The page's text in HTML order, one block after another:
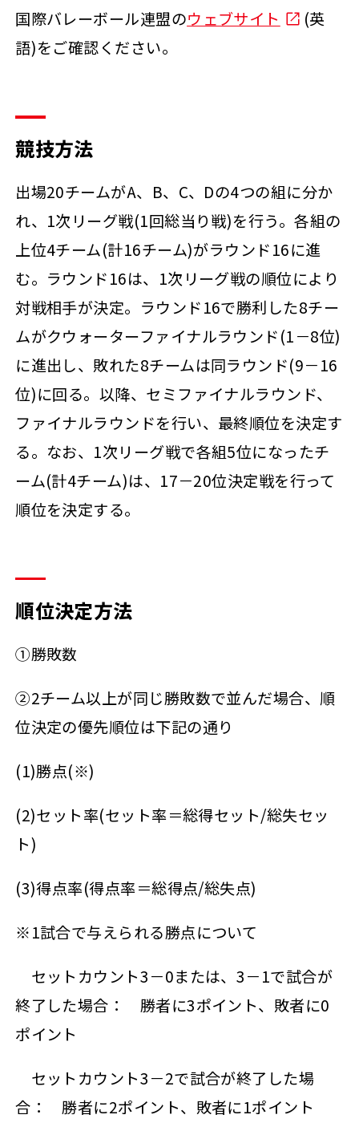
国際バレーボール連盟のウェブサイト
(英
語)をご確認ください。
競技方法
出場20チームがA、B、C、Dの4つの組に分か
れ、1次リーグ戦(1回総当り戦)を行う。各組の
上位4チーム(計16チーム)がラウンド16に進
む。ラウンド16は、1次リーグ戦の順位により
対戦相手が決定。ラウンド16で勝利した8チー
ムがクウォーターファイナルラウンド(1－8位)
に進出し、敗れた8チームは同ラウンド(9－16
位)に回る。以降、セミファイナルラウンド、
ファイナルラウンドを行い、最終順位を決定す
る。なお、1次リーグ戦で各組5位になったチ
ーム(計4チーム)は、17－20位決定戦を行って
順位を決定する。
順位決定方法
①勝敗数
②2チーム以上が同じ勝敗数で並んだ場合、順
位決定の優先順位は下記の通り
(1)勝点(※)
(2)セット率(セット率＝総得セット/総失セッ
ト)
(3)得点率(得点率＝総得点/総失点)
※1試合で与えられる勝点について
セットカウント3－0または、3－1で試合が
終了した場合： 勝者に3ポイント、敗者に0
ポイント
セットカウント3－2で試合が終了した場
合： 勝者に2ポイント、敗者に1ポイント